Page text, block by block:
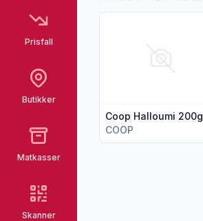
Prisfall
Butikker
Matkasser
Skanner
Coop Halloumi 200g
COOP